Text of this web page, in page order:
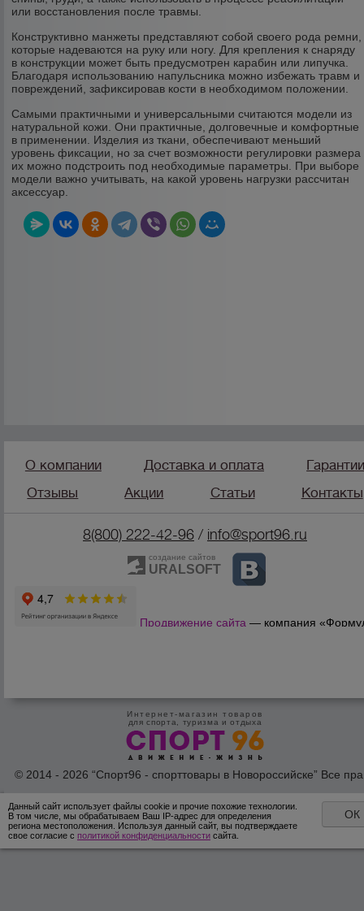
или восстановления после травмы.
Конструктивно манжеты представляют собой своего рода ремни,
которые надеваются на руку или ногу. Для крепления к снаряду
в конструкции может быть предусмотрен карабин или липучка.
Благодаря использованию напульсника можно избежать травм и
повреждений, зафиксировав кости в необходимом положении.
Самыми практичными и универсальными считаются модели из
натуральной кожи. Они практичные, долговечные и комфортные
в применении. Изделия из ткани, обеспечивают меньший
уровень фиксации, но за счет возможности регулировки размера
их можно подстроить под необходимые параметры. При выборе
модели важно учитывать, на какой уровень нагрузки рассчитан
аксессуар.
О компании Доставка и оплата
Отзывы
Акции Статьи Контакты
8(800) 222-42-96/ info@sport96.ru
создание сайтов
URALSOFT
Продвижение сайта — компания
Интернет-магазин товаров
для спорта, туризма и отдыха
© 2014 - 2026 “Спорт96 - спорттовары в Новороссийске” Все
Данный сайт использует файлы cookie и прочие похожие технологии.
В том числе, мы обрабатываем Ваш IP-адрес для определения
региона местоположения. Используя данный сайт, вы подтверждаете
свое согласие с политикой конфиденциальности сайта.
ОК